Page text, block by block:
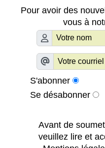
Pour avoir des
vous à
S'abonner
Se désabonner
Avant de
veuillez lire et